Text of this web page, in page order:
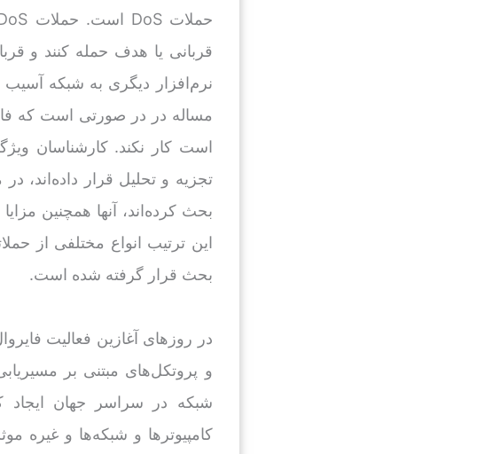
قربانی یا هدف حمله کنند و
نرم‌افزار دیگری به شبکه آسیب
است کار نکند. کارشناسان
تجزیه و تحلیل قرار داده‌اند،
بحث کرده‌اند، آنها همچنین
این ترتیب انواع مختلفی از
بحث قرار گرفته شده است.
و پروتکل‌های مبتنی بر
شبکه در سراسر جهان ایجاد
کامپیوترها و شبکه‌ها و غیره